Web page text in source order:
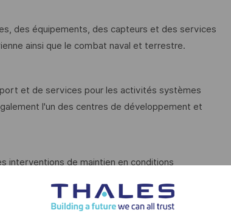
des équipements, des capteurs et des services
ainsi que le combat naval et terrestre.
et de services pour les activités systèmes
l'un des centres de développement et
interventions de maintien en conditions